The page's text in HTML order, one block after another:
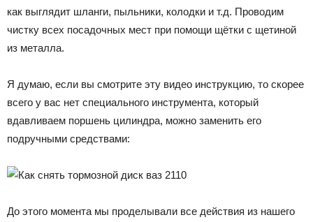
как выглядит шланги, пыльники, колодки и т.д. Проводим
чистку всех посадочных мест при помощи щётки с щетиной
из металла.
Я думаю, если вы смотрите эту видео инструкцию, то скорее
всего у вас нет специального инструмента, который
вдавливаем поршень цилиндра, можно заменить его
подручными средствами:
До этого момента мы проделывали все действия из нашего